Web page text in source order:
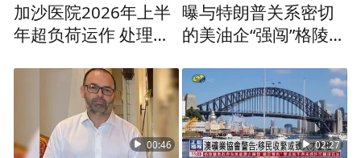
加沙医院2026年上半
年超负荷运作 处理的
曝与特朗普关系密切
的美油企“强闯”格陵兰
00:46 02:27